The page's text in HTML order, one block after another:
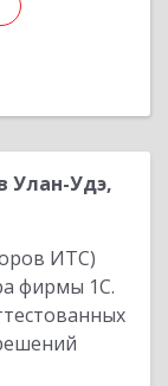
Улан-Удэ,
ИТС)
фирмы 1С.